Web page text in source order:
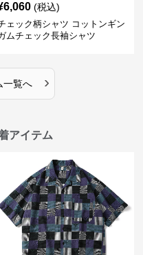
6,060 (税込)
ェック柄シャツ コットンギン
ムチェック長袖シャツ
一覧へ ›
アイテム